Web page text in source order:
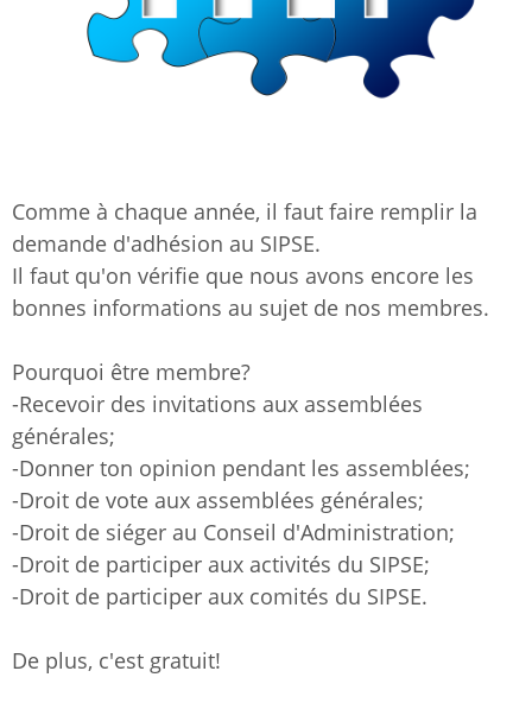
Comme à chaque année, il faut faire remplir la
demande d'adhésion au SIPSE.
Il faut qu'on vérifie que nous avons encore les
bonnes informations au sujet de nos membres.
Pourquoi être membre?
-Recevoir des invitations aux assemblées
générales;
-Donner ton opinion pendant les assemblées;
-Droit de vote aux assemblées générales;
-Droit de siéger au Conseil d'Administration;
-Droit de participer aux activités du SIPSE;
-Droit de participer aux comités du SIPSE.
De plus, c'est gratuit!